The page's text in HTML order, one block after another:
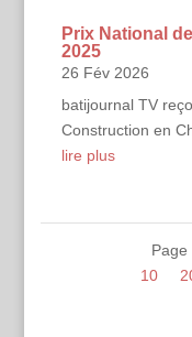
Prix National
2025
26 Fév 2026
batijournal TV
Construction en
lire plus
Page
10